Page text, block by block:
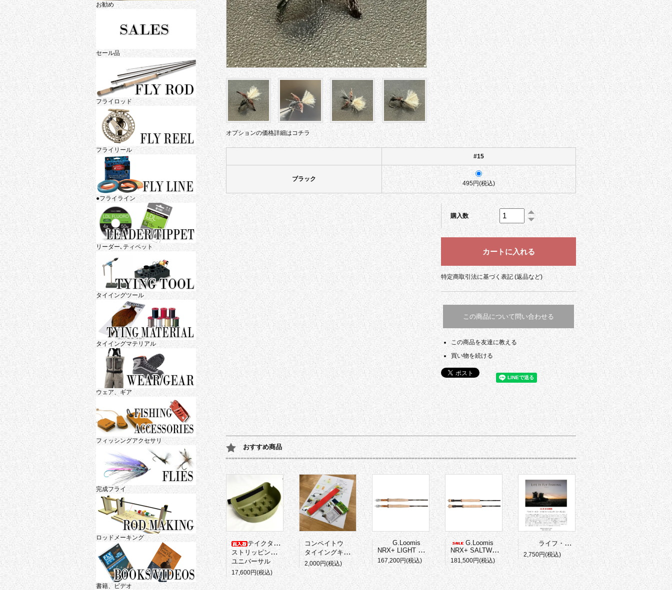
オプションの価格詳細はコチラ
#15
ブラック
495円(税込)
購入数
特定商取引法に基づく表記 (返品など)
この商品について問い合わせる
この商品を友達に教える
買い物を続ける
おすすめ商品
テイクタックル
ストリッピングバスケット
ユニバーサル
17,600円(税込)
コンペイトウ
タイイングキット
2,000円(税込)
G.Loomis
NRX+ LIGHT PRESENTATION
167,200円(税込)
G.Loomis
NRX+ SALTWATER
181,500円(税込)
ライフ・イズ・フライフィッシング シーズン
2,750円(税込)
お勧め
セール品
フライロッド
フライリール
●フライライン
リーダー､ティペット
タイイングツール
タイイングマテリアル
ウェア、ギア
フィッシングアクセサリ
完成フライ
ロッドメーキング
書籍、ビデオ